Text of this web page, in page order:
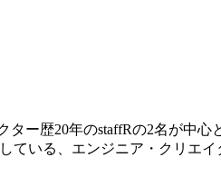
ター歴20年のstaffRの2名が中
ている、エンジニア・クリエイ